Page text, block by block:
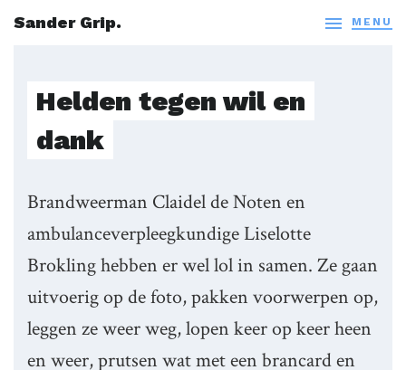
Sander Grip.  MENU
Helden tegen wil en
dank
Brandweerman Claidel de Noten en
ambulanceverpleegkundige Liselotte
Brokling hebben er wel lol in samen. Ze gaan
uitvoerig op de foto, pakken voorwerpen op,
leggen ze weer weg, lopen keer op keer heen
en weer, prutsen wat met een brancard en